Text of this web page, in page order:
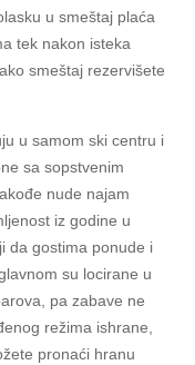
u smeštaj plaća
tek nakon isteka
smeštaj rezervišete
u samom ski centru i
sa sopstvenim
nude najam
iz godine u
da gostima ponude i
su locirane u
pa zabave ne
režima ishrane,
pronaći hranu